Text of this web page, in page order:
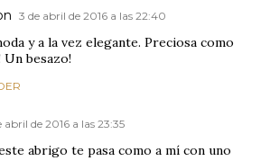
3 de abril de 2016 a las 22:40
y a la vez elegante. Preciosa como
besazo!
abril de 2016 a las 23:35
abrigo te pasa como a mí con uno